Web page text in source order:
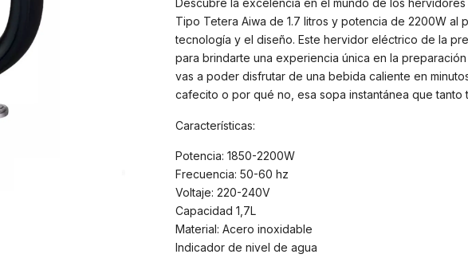
Tipo Tetera Aiwa de 1.7 litros y potencia de 2200W al
tecnología y el diseño. Este hervidor eléctrico de la
para brindarte una experiencia única en la
vas a poder disfrutar de una bebida caliente en
cafecito o por qué no, esa sopa instantánea que tanto
Características:
Potencia: 1850-2200W
Frecuencia: 50-60 hz
Voltaje: 220-240V
Capacidad 1,7L
Material: Acero inoxidable
Indicador de nivel de agua